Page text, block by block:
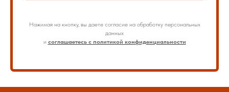
Нажимая на кнопку, вы даете согласие на обработку персональных
данных
и соглашаетесь с политикой конфиденциальности